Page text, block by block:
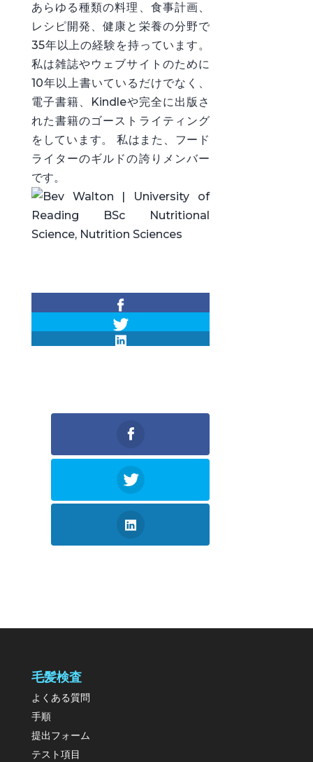
あらゆる種類の料理、食事計画、
レシピ開発、健康と栄養の分野で
35年以上の経験を持っています。
私は雑誌やウェブサイトのために
10年以上書いているだけでなく、
電子書籍、Kindleや完全に出版さ
れた書籍のゴーストライティング
をしています。 私はまた、フード
ライターのギルドの誇りメンバー
です。
毛髪検査
よくある質問
手順
提出フォーム
テスト項目